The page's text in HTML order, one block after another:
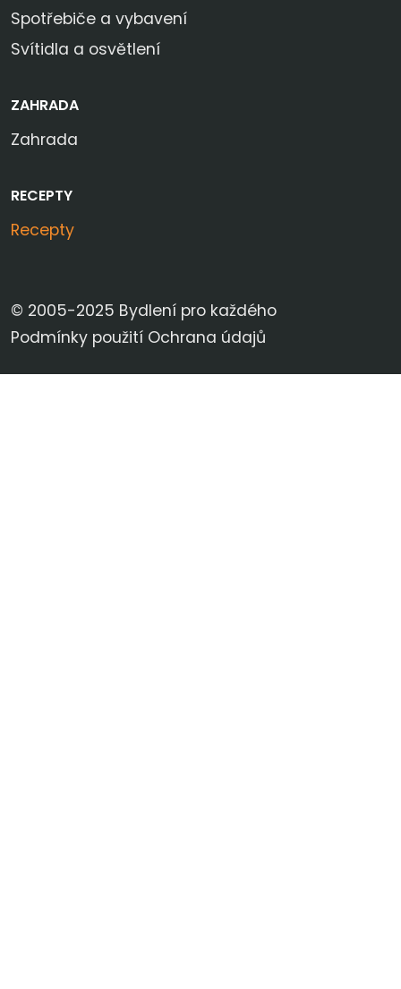
Spotřebiče a vybavení
Svítidla a osvětlení
ZAHRADA
Zahrada
RECEPTY
Recepty
© 2005-2025 Bydlení pro každého
Podmínky použití Ochrana údajů